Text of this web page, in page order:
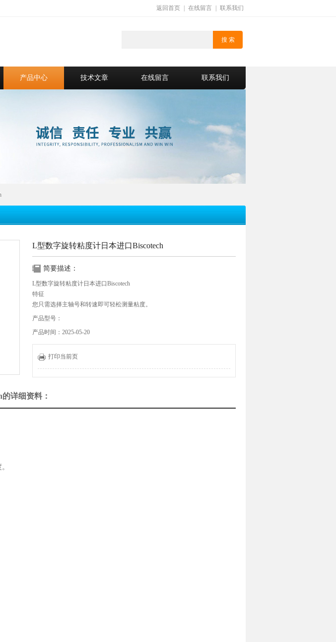
返回首页 在线留言 联系我们
产品中心 技术文章 在线留言 联系我们
L型数字旋转粘度计日本进口Biscotech
简要描述：
L型数字旋转粘度计日本进口Biscotech
特征
您只需选择主轴号和转速即可轻松测量粘度。
粘度显示单位可以从mPa·s或cP中选择。
产品型号：
产品时间：2025-05-20
打印当前页
详细资料：